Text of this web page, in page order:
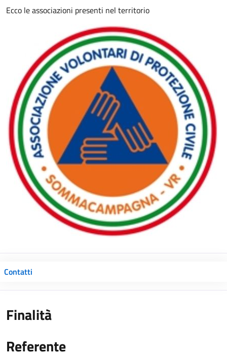
Ecco le associazioni presenti nel territorio
Contatti
Finalità
Referente